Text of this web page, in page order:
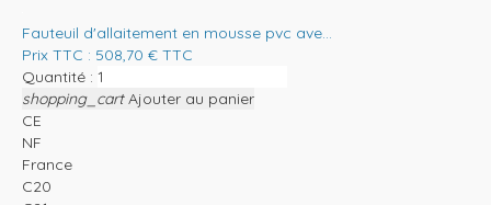
Fauteuil d'allaitement en mousse pvc ave...
Prix TTC : 508,70 € TTC
Quantité :
shopping_cart Ajouter au panier
CE
NF
France
C20